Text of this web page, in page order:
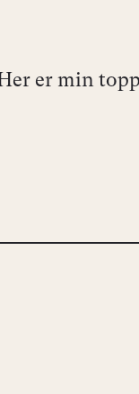
er min topp